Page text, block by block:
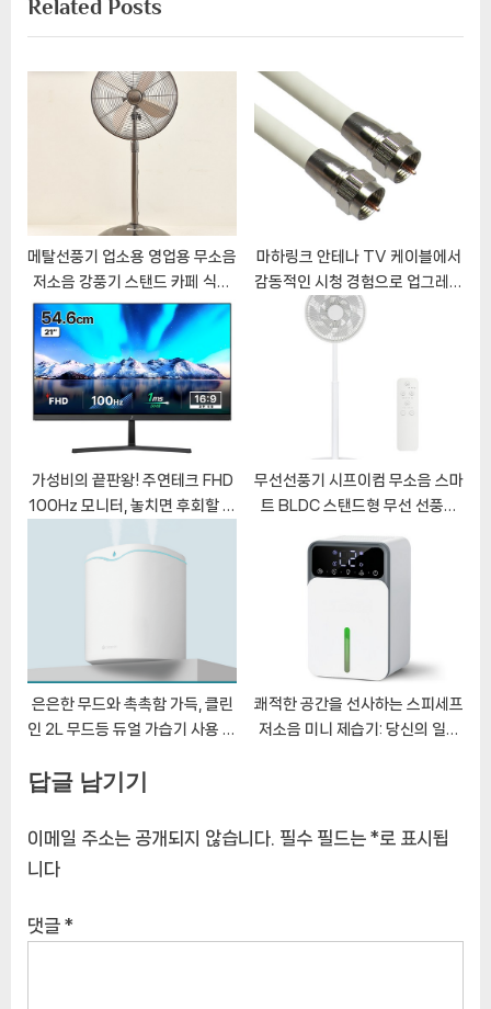
비
v
i
o
t
:
x
t
P
o
s
Related Posts
메탈선풍기 업소용 영업용 무소음
저소음 강풍기 스탠드 카페 식당
용 14인치 선풍기
마하링크 안테나 TV 케이블에서
감동적인 시청 경험으로 업그레이
드
가성비의 끝판왕! 주연테크 FHD
100Hz 모니터, 놓치면 후회할 역
무선선풍기 시프이컴 무소음 스마
트 BLDC 스탠드형 무선 선풍기
은은한 무드와 촉촉함 가득, 클린
인 2L 무드등 듀얼 가습기 사용 후
쾌적한 공간을 선사하는 스피세프
저소음 미니 제습기: 당신의 일상
답글 남기기
이메일 주소는 공개되지 않습니다. 필수 필드는 *로 표시됩
니다
댓글 *